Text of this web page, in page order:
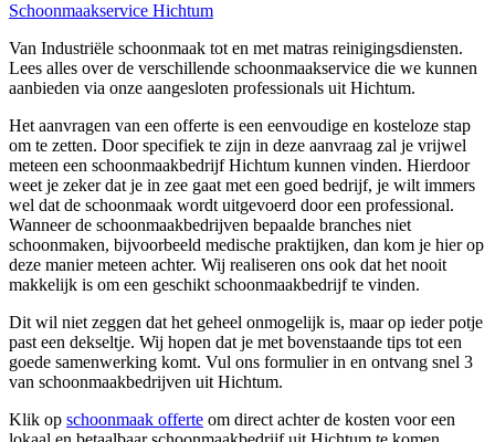
Schoonmaakservice Hichtum
Van Industriële schoonmaak tot en met matras reinigingsdiensten.
Lees alles over de verschillende schoonmaakservice die we kunnen
aanbieden via onze aangesloten professionals uit Hichtum.
Het aanvragen van een offerte is een eenvoudige en kosteloze stap
om te zetten. Door specifiek te zijn in deze aanvraag zal je vrijwel
meteen een schoonmaakbedrijf Hichtum kunnen vinden. Hierdoor
weet je zeker dat je in zee gaat met een goed bedrijf, je wilt immers
wel dat de schoonmaak wordt uitgevoerd door een professional.
Wanneer de schoonmaakbedrijven bepaalde branches niet
schoonmaken, bijvoorbeeld medische praktijken, dan kom je hier op
deze manier meteen achter. Wij realiseren ons ook dat het nooit
makkelijk is om een geschikt schoonmaakbedrijf te vinden.
Dit wil niet zeggen dat het geheel onmogelijk is, maar op ieder potje
past een dekseltje. Wij hopen dat je met bovenstaande tips tot een
goede samenwerking komt. Vul ons formulier in en ontvang snel 3
van schoonmaakbedrijven uit Hichtum.
Klik op schoonmaak offerte om direct achter de kosten voor een